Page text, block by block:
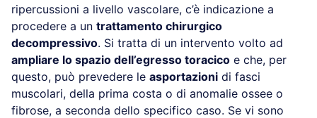
ripercussioni a livello vascolare, c’è indicazione a
procedere a un trattamento chirurgico
decompressivo. Si tratta di un intervento volto ad
ampliare lo spazio dell’egresso toracico e che, per
questo, può prevedere le asportazioni di fasci
muscolari, della prima costa o di anomalie ossee o
fibrose, a seconda dello specifico caso. Se vi sono